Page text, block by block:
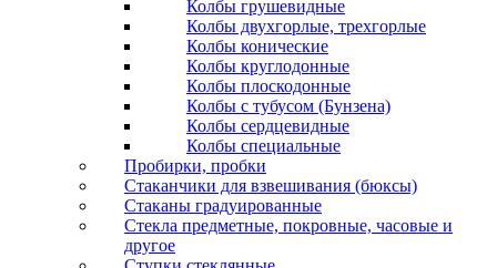
Колбы грушевидные
Колбы двухгорлые, трехгорлые
Колбы конические
Колбы круглодонные
Колбы плоскодонные
Колбы с тубусом (Бунзена)
Колбы сердцевидные
Колбы специальные
Пробирки, пробки
Стаканчики для взвешивания (бюксы)
Стаканы градуированные
Стекла предметные, покровные, часовые и
другое